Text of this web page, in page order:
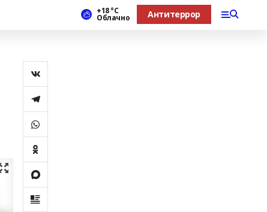
+18 °С
Облачно Антитеррор